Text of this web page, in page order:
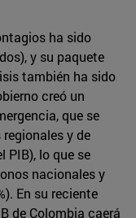
ha sido
y su paquete
también ha sido
creó un
que se
y de
PIB), lo que se
nacionales y
En su reciente
de Colombia caerá